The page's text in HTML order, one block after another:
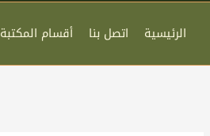
الرئيسية اتصل بنا أقسام المكتبة